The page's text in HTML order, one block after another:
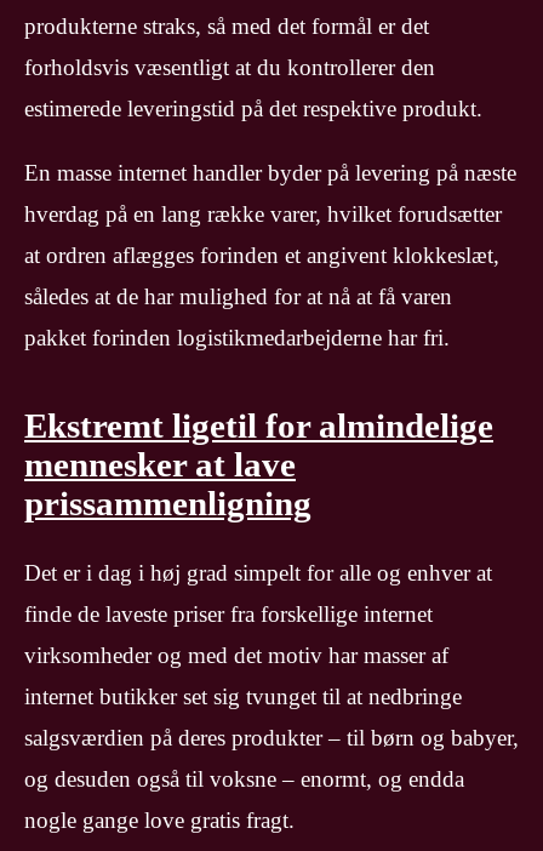
produkterne straks, så med det formål er det
forholdsvis væsentligt at du kontrollerer den
estimerede leveringstid på det respektive produkt.
En masse internet handler byder på levering på næste
hverdag på en lang række varer, hvilket forudsætter
at ordren aflægges forinden et angivent klokkeslæt,
således at de har mulighed for at nå at få varen
pakket forinden logistikmedarbejderne har fri.
Ekstremt ligetil for almindelige
mennesker at lave
prissammenligning
Det er i dag i høj grad simpelt for alle og enhver at
finde de laveste priser fra forskellige internet
virksomheder og med det motiv har masser af
internet butikker set sig tvunget til at nedbringe
salgsværdien på deres produkter – til børn og babyer,
og desuden også til voksne – enormt, og endda
nogle gange love gratis fragt.